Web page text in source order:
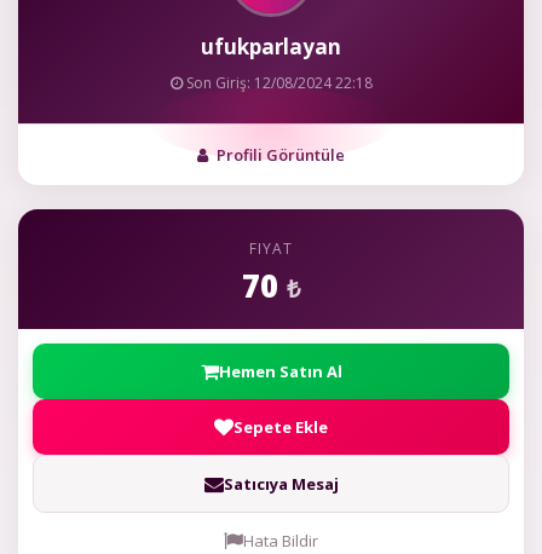
ufukparlayan
Son Giriş: 12/08/2024 22:18
Profili Görüntüle
FIYAT
70 ₺
Hemen Satın Al
Sepete Ekle
Satıcıya Mesaj
Hata Bildir